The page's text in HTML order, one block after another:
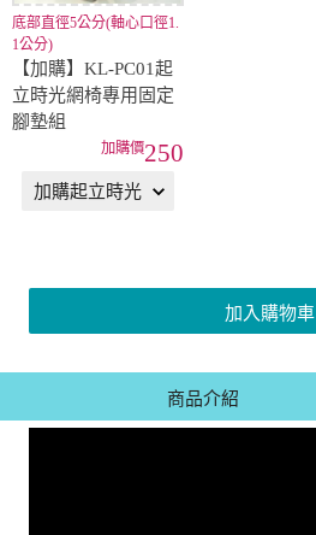
底部直徑5公分(軸心口徑1.
1公分)
【加購】KL-PC01起
立時光網椅專用固定
腳墊組
250
加入購物車
商品介紹